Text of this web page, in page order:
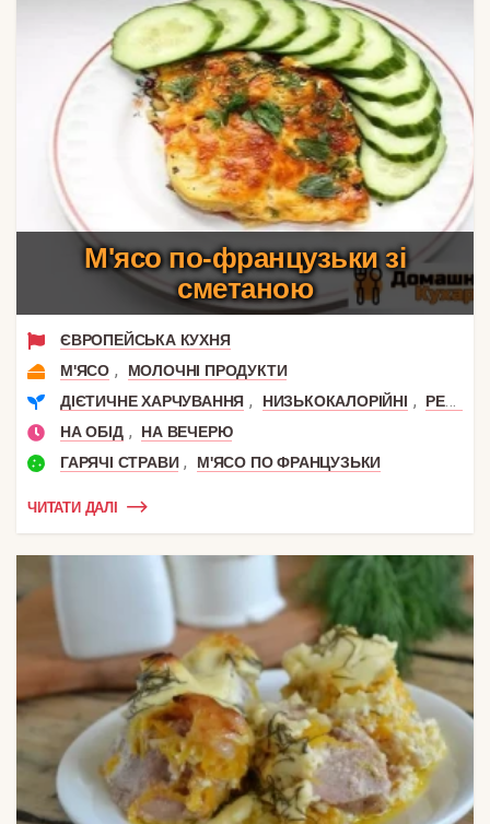
М'ясо по-французьки зі
сметаною
ЄВРОПЕЙСЬКА КУХНЯ
М'ЯСО ,
МОЛОЧНІ ПРОДУКТИ
ДІЄТИЧНЕ ХАРЧУВАННЯ , НИЗЬКОКАЛОРІЙНІ ,
РЕЦЕПТИ ДЛЯ СХУДНЕННЯ
НА ОБІД ,
НА ВЕЧЕРЮ
ГАРЯЧІ СТРАВИ , М'ЯСО ПО ФРАНЦУЗЬКИ
ЧИТАТИ ДАЛІ